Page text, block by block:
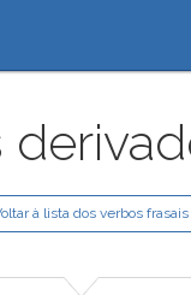
à lista dos verbos frasais